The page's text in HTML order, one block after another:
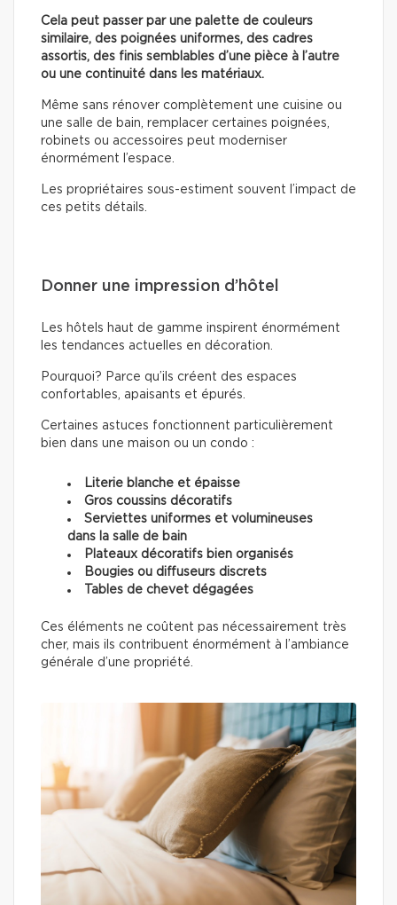
Cela peut passer par une palette de couleurs
similaire, des poignées uniformes, des cadres
assortis, des finis semblables d’une pièce à l’autre
ou une continuité dans les matériaux.
Même sans rénover complètement une cuisine ou
une salle de bain, remplacer certaines poignées,
robinets ou accessoires peut moderniser
énormément l’espace.
Les propriétaires sous-estiment souvent l’impact de
ces petits détails.
Donner une impression d’hôtel
Les hôtels haut de gamme inspirent énormément
les tendances actuelles en décoration.
Pourquoi? Parce qu’ils créent des espaces
confortables, apaisants et épurés.
Certaines astuces fonctionnent particulièrement
bien dans une maison ou un condo :
Literie blanche et épaisse
Gros coussins décoratifs
Serviettes uniformes et volumineuses
dans la salle de bain
Plateaux décoratifs bien organisés
Bougies ou diffuseurs discrets
Tables de chevet dégagées
Ces éléments ne coûtent pas nécessairement très
cher, mais ils contribuent énormément à l’ambiance
générale d’une propriété.